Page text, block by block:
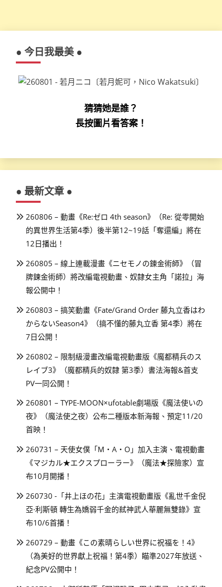
● 今日我最美 ●
猜猜她是誰？
長按圖片看答案！
● 最新文章 ●
260806 – 動畫《Re:ゼロ 4th season》（Re: 從零開始
的異世界生活第4季）後半第12~19話「奪還編」將在
12日播出！
260805 – 線上連載漫畫《ニセモノの錬金術師》（冒
牌鍊金術師）將改編電視動畫、奴隸女主角「諾拉」海
報公開中！
260803 – 搞笑動畫《Fate/Grand Order 藤丸立香はわ
からないSeason4》（搞不懂的藤丸立香 第4季）將在
7日公開！
260802 – 限制級漫畫改編電視動畫版《魔都精兵のス
レイブ3》（魔都精兵的奴隸 第3季）書法海報&首支
PV一同公開！
260801 – TYPE-MOON×ufotable劇場版《魔法使いの
夜》（魔法使之夜）公布二種版本新海報、預定11/20
首映！
260731 – 天使女僕「M・A・O」加入主演、電視動畫
《マジカル★エクスプローラー》（魔法★探險家）宣
布10月開播！
260730 -「井上ほの花」主演電視動畫版《亂世千金倪
亞·利斯頓 轉生為嬌弱千金的弒神武人華麗無雙錄》宣
布10/6首播！
260729 – 動畫《この素晴らしい世界に祝福を！4》
（為美好的世界獻上祝福！第4季）瞄準2027年放送、
紀念PV公開中！